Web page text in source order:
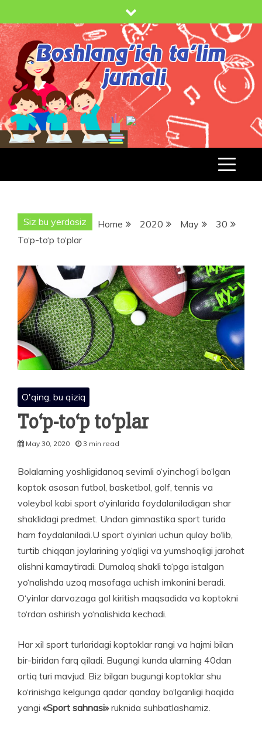
to
content
BT-
JURNAL.UZ
BOSHLANG'ICH TA'LIM JURNALI
Siz bu yerdasiz Home 2020 May
30
To‘p-to‘p to‘plar
O'qing, bu qiziq
To‘p-to‘p to‘plar
May 30, 2020 3 min read
Bolalarning yoshligidanoq sevimli o‘yinchog‘i bo‘lgan
koptok asosan futbol, basketbol, golf, tennis va
voleybol kabi sport o‘yinlarida foydalaniladigan shar
shaklidagi predmet. Undan gimnastika sport turida
ham foydalaniladi.U sport o‘yinlari uchun qulay bo‘lib,
turtib chiqqan joylarining yo‘qligi va yumshoqligi jarohat
olishni kamaytiradi. Dumaloq shakli to‘pga istalgan
yo‘nalishda uzoq masofaga uchish imkonini beradi.
O‘yinlar darvozaga gol kiritish maqsadida va koptokni
to‘rdan oshirish yo‘nalishida kechadi.
Har xil sport turlaridagi koptoklar rangi va hajmi bilan
bir-biridan farq qiladi. Bugungi kunda ularning 40dan
ortiq turi mavjud. Biz bilgan bugungi koptoklar shu
ko‘rinishga kelgunga qadar qanday bo‘lganligi haqida
yangi «Sport sahnasi»ruknida suhbatlashamiz.